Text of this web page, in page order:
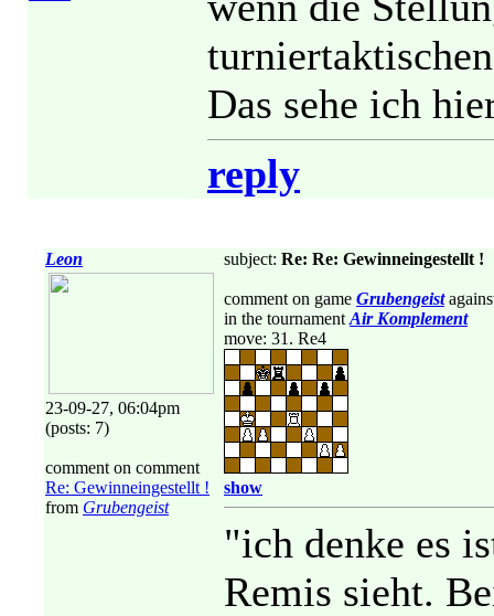
Das sehe ich
reply
Leon
23-09-27, 06:04pm
(posts: 7)
comment on comment
Re: Gewinneingestellt !
from Grubengeist
subject: Re: Re: Gewinneingestellt !
comment on game Grubengeist
in the tournament Air Komplement
move: 31. Re4
show
"ich denke es
Remis sieht.